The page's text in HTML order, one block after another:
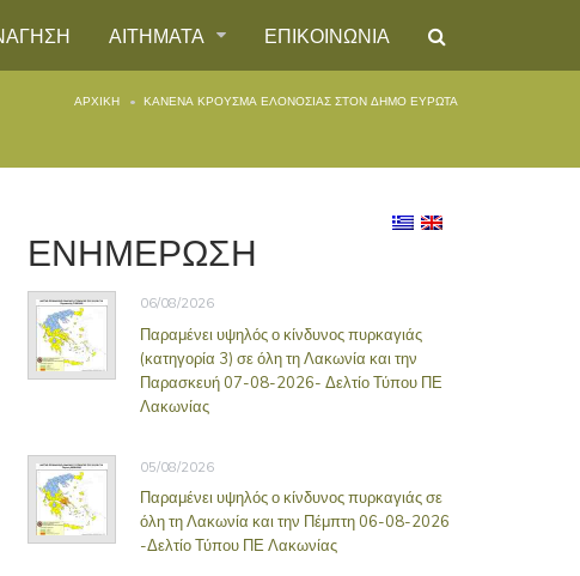
ΑΙΤΗΜΑΤΑ ΕΠΙΚΟΙΝΩΝΙΑ
ΑΡΧΙΚΉ ΚΑΝΈΝΑ ΚΡΟΎΣΜΑ ΕΛΟΝΟΣΊΑΣ ΣΤΟΝ ΔΉΜΟ ΕΥΡΏΤΑ
ΕΝΗΜΕΡΩΣΗ
06/08/2026
Παραμένει υψηλός ο κίνδυνος πυρκαγιάς
(κατηγορία 3) σε όλη τη Λακωνία και την
Παρασκευή 07-08-2026- Δελτίο Τύπου ΠΕ
Λακωνίας
05/08/2026
Παραμένει υψηλός ο κίνδυνος πυρκαγιάς σε
όλη τη Λακωνία και την Πέμπτη 06-08-2026
-Δελτίο Τύπου ΠΕ Λακωνίας